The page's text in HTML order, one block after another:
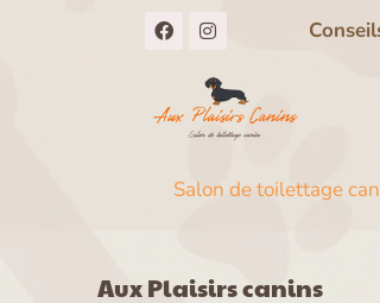
F
a
o
I
n
t
a
g
r
Salon de toilettage
Aux Plaisirs canins